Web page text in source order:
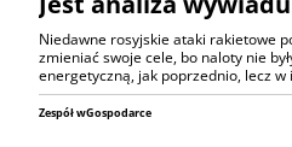
Niedawne rosyjskie ataki rakietowe
zmieniać swoje cele, bo naloty nie
energetyczną, jak poprzednio, lecz
Zespół wGospodarce